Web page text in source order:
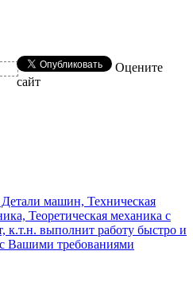
Оцените
сайт
машин, Техническая
Теоретическая механика с
к.т.н. выполнит работу быстро и
с Вашими требованиями